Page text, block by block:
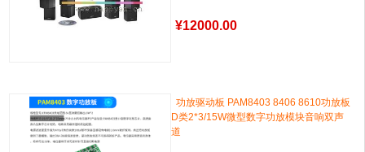
¥12000.00
功放驱动板 PAM8403 8406 8610功放板
D类2*3/15W微型数字功放模块音响双声
道